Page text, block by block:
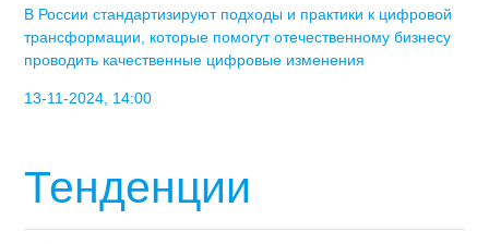
В России стандартизируют подходы и практики к цифровой
трансформации, которые помогут отечественному бизнесу
проводить качественные цифровые изменения
13-11-2024, 14:00
Тенденции